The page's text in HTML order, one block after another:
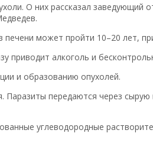
О них рассказал заведующий
может пройти 10–20 лет,
приводит алкоголь и
и образованию опухолей.
передаются через
углеводородные